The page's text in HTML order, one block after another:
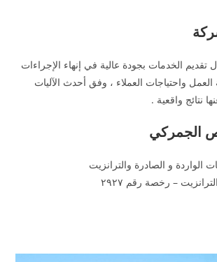
تقديم الخدمات بجودة عالية في إنهاء الإجراءات
العمل واحتياجات العملاء ، وفق أحدث الآليات
نتائج واقعية .
الجمركي
الواردة و الصادرة والترانزيت
– رخصة رقم ٢٩٢٧